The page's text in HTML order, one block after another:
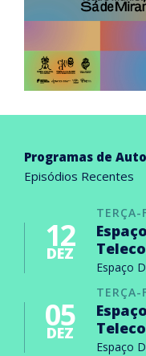
Programas de
Episódios Recentes
TERÇA-
12
DEZ
Espaço
TERÇA-
05
DEZ
Espaço